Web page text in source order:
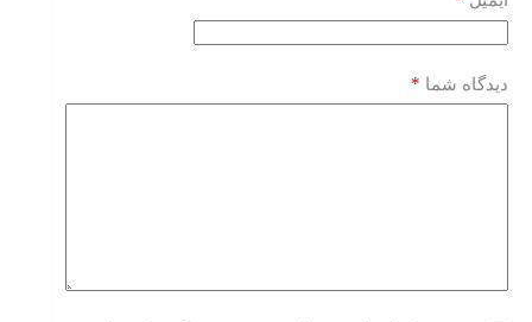
دیدگاه شما *